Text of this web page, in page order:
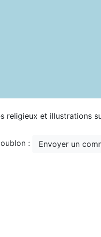
religieux et illustrations
: Envoyer un